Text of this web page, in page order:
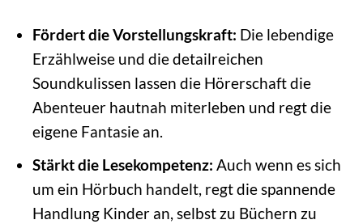
Fördert die Vorstellungskraft: Die lebendige
Erzählweise und die detailreichen
Soundkulissen lassen die Hörerschaft die
Abenteuer hautnah miterleben und regt die
eigene Fantasie an.
Stärkt die Lesekompetenz: Auch wenn es sich
um ein Hörbuch handelt, regt die spannende
Handlung Kinder an, selbst zu Büchern zu